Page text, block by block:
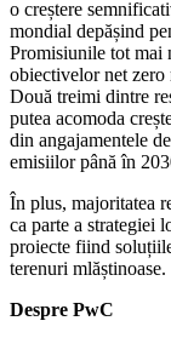
o creștere
mondial depășind
Promisiunile tot mai
obiectivelor net zero
Două treimi dintre
putea acomoda
din angajamentele
emisiilor până în
În plus, majoritatea
ca parte a strategiei
proiecte fiind
terenuri mlăștinoase.
Despre PwC